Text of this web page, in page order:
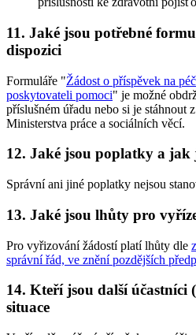
11. Jaké jsou potřebné
dispozici
Formuláře "Žádost o příspěvek na
poskytovateli pomoci" je možné
příslušném úřadu nebo si je stáhnout
Ministerstva práce a sociálních věcí.
12. Jaké jsou poplatky a jak
Správní ani jiné poplatky nejsou
13. Jaké jsou lhůty pro
Pro vyřizování žádostí platí lhůty dle
správní řád, ve znění pozdějších
14. Kteří jsou další účastníci
situace